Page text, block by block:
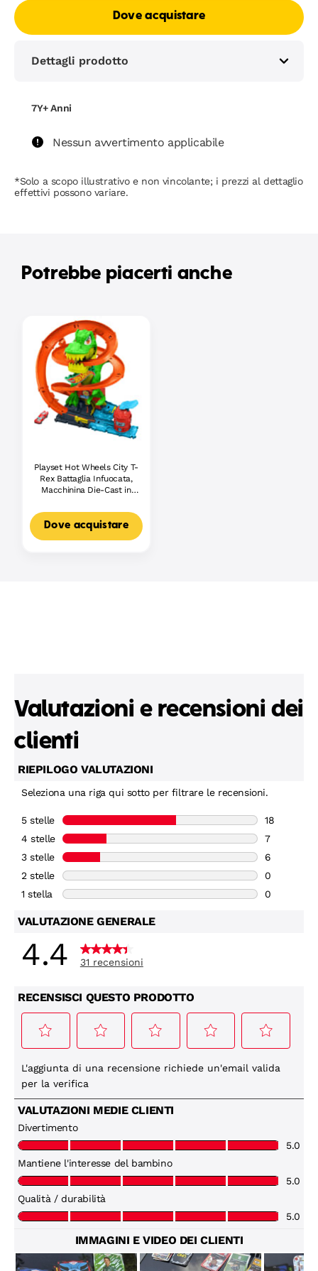
Dove acquistare
Dettagli prodotto
7Y+ Anni
Nessun avvertimento applicabile
*Solo a scopo illustrativo e non vincolante; i prezzi al dettaglio
effettivi possono variare.
Potrebbe piacerti anche
Playset Hot Wheels City T-
Rex Battaglia Infuocata,
Macchinina Die-Cast in
Nemico
Dove acquistare